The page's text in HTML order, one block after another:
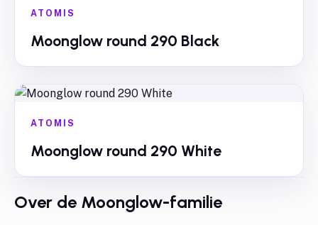
ATOMIS
Moonglow round 290 Black
ATOMIS
Moonglow round 290 White
Over de Moonglow-familie